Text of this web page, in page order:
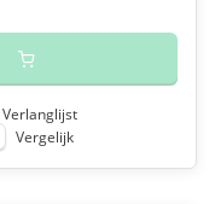
Verlanglijst
Vergelijk